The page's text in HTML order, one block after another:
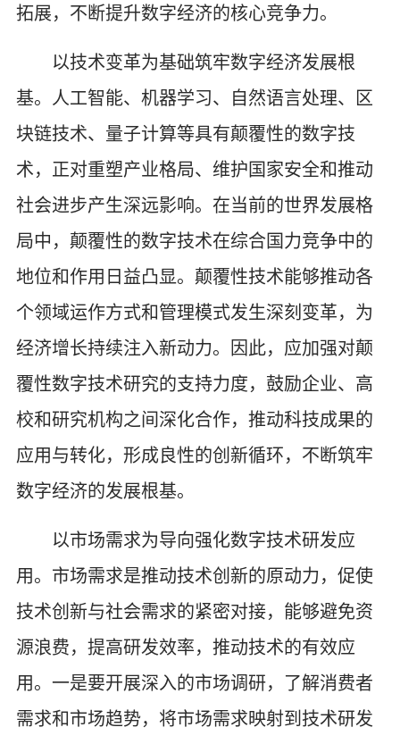
拓展，不断提升数字经济的核心竞争力。
以技术变革为基础筑牢数字经济发展根
基。人工智能、机器学习、自然语言处理、区
块链技术、量子计算等具有颠覆性的数字技
术，正对重塑产业格局、维护国家安全和推动
社会进步产生深远影响。在当前的世界发展格
局中，颠覆性的数字技术在综合国力竞争中的
地位和作用日益凸显。颠覆性技术能够推动各
个领域运作方式和管理模式发生深刻变革，为
经济增长持续注入新动力。因此，应加强对颠
覆性数字技术研究的支持力度，鼓励企业、高
校和研究机构之间深化合作，推动科技成果的
应用与转化，形成良性的创新循环，不断筑牢
数字经济的发展根基。
以市场需求为导向强化数字技术研发应
用。市场需求是推动技术创新的原动力，促使
技术创新与社会需求的紧密对接，能够避免资
源浪费，提高研发效率，推动技术的有效应
用。一是要开展深入的市场调研，了解消费者
需求和市场趋势，将市场需求映射到技术研发